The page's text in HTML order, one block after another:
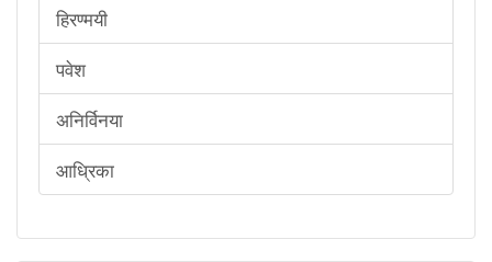
हिरण्मयी
पवेश
अनिर्विनया
आध्रिका